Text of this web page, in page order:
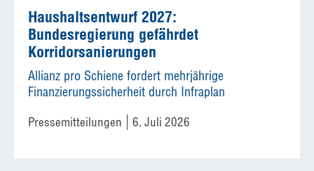
Haushaltsentwurf 2027:
Bundesregierung gefährdet
Korridorsanierungen
Allianz pro Schiene fordert mehrjährige
Finanzierungssicherheit durch Infraplan
Pressemitteilungen 6. Juli 2026